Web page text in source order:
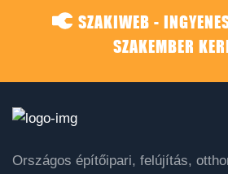
SZAKIWEB -
SZAKEMBER
Országos építőipari, felújítás,